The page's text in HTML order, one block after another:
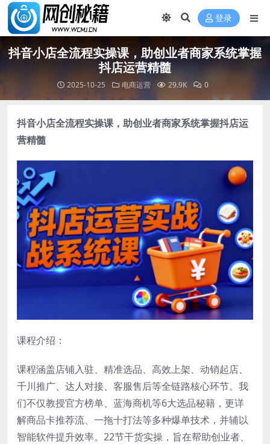
登录
抖音小店全流程实操课，助创业者商家系统掌握
抖店运营精髓
2025-10-25 电商运营 29.9K 0
抖音小店全流程实操课，助创业者商家系统掌握抖店运
营精髓
课程介绍：
课程涵盖​​店铺入驻、精准选品、高效上架、动销起店、
千川推广、达人对接、客服售后​​等全链路核心环节。我
们不仅教授官方榜单、蓝海商机等6大选品秘籍，更详
解商品卡推荐流、一拖十打法等多种爆单技术，并辅以
智能软件提升效率。22节干货实操，旨在帮助创业者、